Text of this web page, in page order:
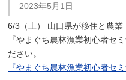
2023年5月1日
6/3（土） 山口県が移住と農
『やまぐち農林漁業初心者セ
ださい。
『やまぐち農林漁業初心者セミ